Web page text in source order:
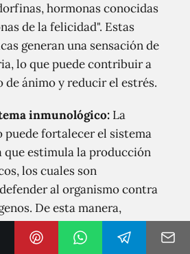
hormonas conocidas
de la felicidad". Estas
generan una sensación de
lo que puede contribuir a
de ánimo y reducir el estrés.
inmunológico: La
fortalecer el sistema
que estimula la producción
los cuales son
al organismo contra
De esta manera,
y fortalecer las